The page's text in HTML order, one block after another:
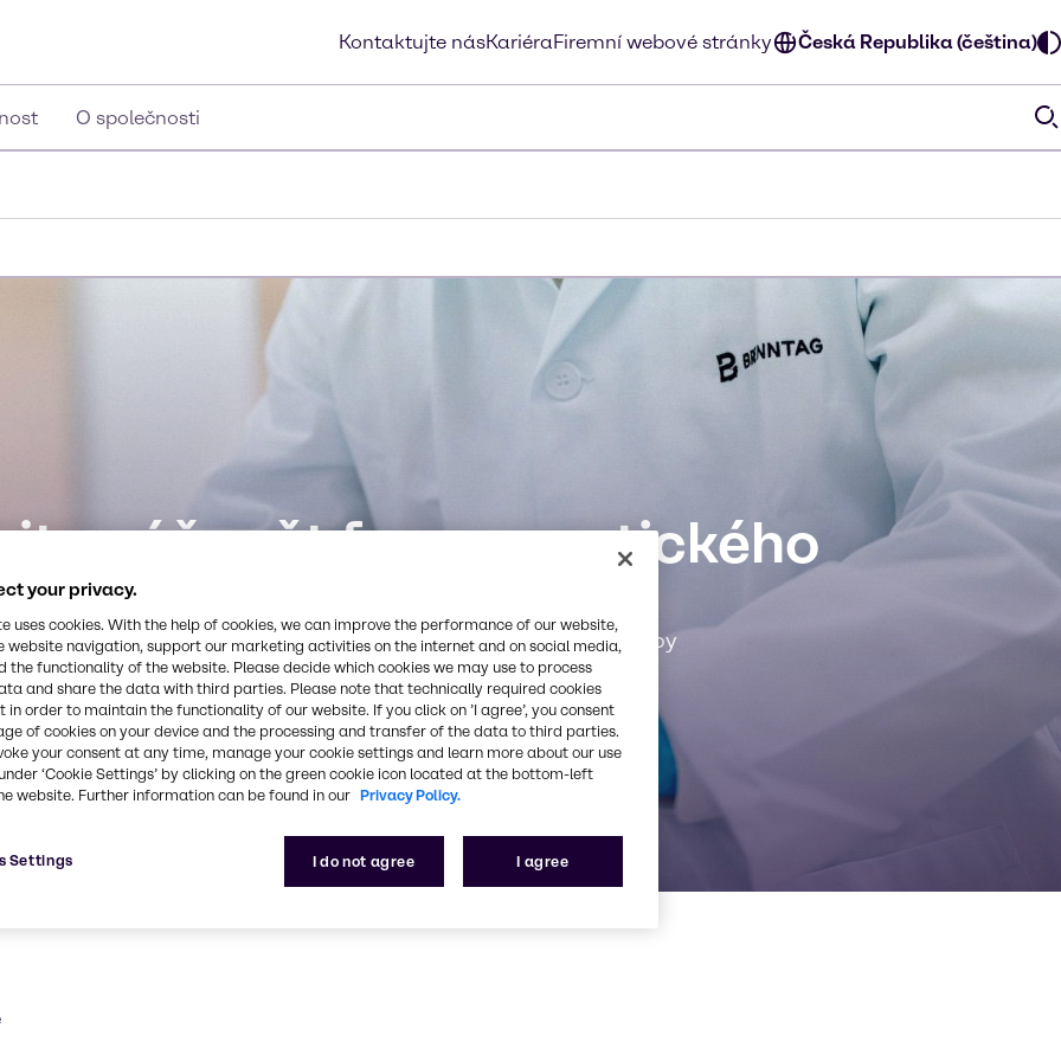
Kontaktujte násKariéraFiremní webové stránky Česká Republika (čeština)
O společnosti
náš svět farmaceutického
průmyslu
surovin po výrobu v souladu s GMP a související služby
your privacy.
uses cookies. With the help of cookies, we can improve the performance of our website,
website navigation, support our marketing activities on the internet and on social media,
the functionality of the website. Please decide which cookies we may use to process
and share the data with third parties. Please note that technically required cookies
in order to maintain the functionality of our website. If you click on ’I agree’, you consent
of cookies on your device and the processing and transfer of the data to third parties.
your consent at any time, manage your cookie settings and learn more about our use
‘Cookie Settings’ by clicking on the green cookie icon located at the bottom-left
website. Further information can be found in our Privacy Policy.
I do not agree I agree
Settings